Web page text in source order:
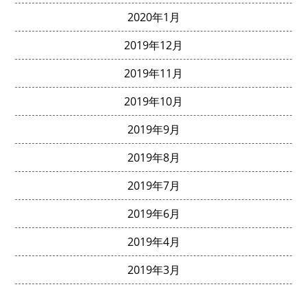
2020年1月
2019年12月
2019年11月
2019年10月
2019年9月
2019年8月
2019年7月
2019年6月
2019年4月
2019年3月